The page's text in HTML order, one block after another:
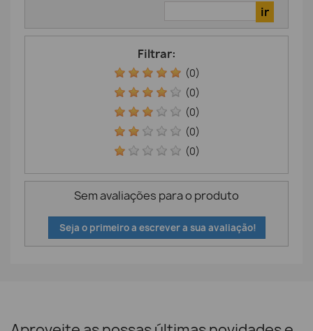
Filtrar:
(0)
(0)
(0)
(0)
(0)
Sem avaliações para o produto
Seja o primeiro a escrever a sua avaliação!